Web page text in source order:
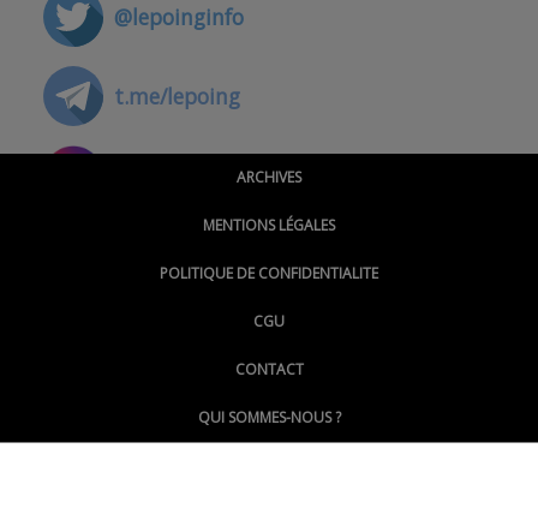
@lepoinginfo
t.me/lepoing
@montpellierpoinginfo
@LePoingMontpellier
ARCHIVES
MENTIONS LÉGALES
POLITIQUE DE CONFIDENTIALITE
CGU
CONTACT
QUI SOMMES-NOUS ?